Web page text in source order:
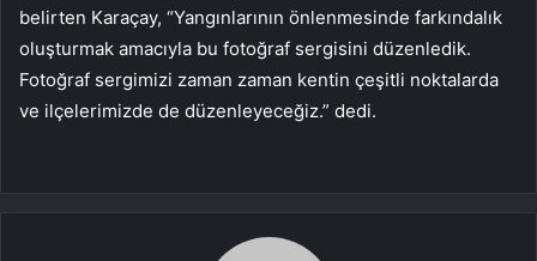
belirten Karaçay, “Yangınlarının önlenmesinde farkındalık
oluşturmak amacıyla bu fotoğraf sergisini düzenledik.
Fotoğraf sergimizi zaman zaman kentin çeşitli noktalarda
ve ilçelerimizde de düzenleyeceğiz.” dedi.